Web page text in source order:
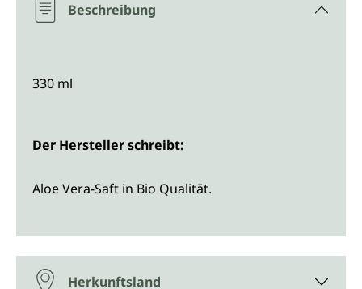
Beschreibung
330 ml
Der Hersteller schreibt:
Aloe Vera-Saft in Bio Qualität.
Herkunftsland